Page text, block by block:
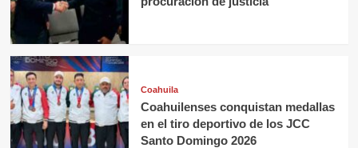
Coahuila
Coahuilenses conquistan medallas
en el tiro deportivo de los JCC
Santo Domingo 2026